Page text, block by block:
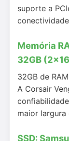
suporte a
Memória
32GB
32GB de
A Corsair
maior largura
SSD: